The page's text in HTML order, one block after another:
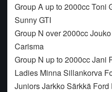
Group A up to 2000cc Toni
Sunny GTI
Group N over 2000cc
Carisma
Group N up to 2000cc Jani
Ladies Minna Sillankorva
Juniors Jarkko Särkkä Ford